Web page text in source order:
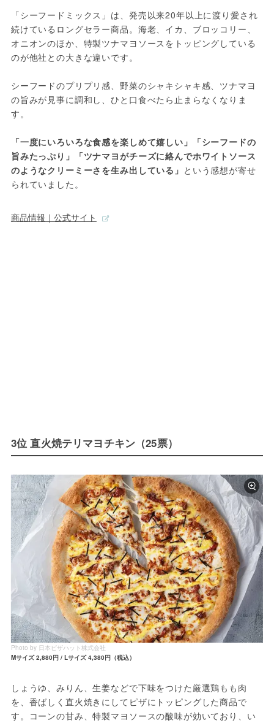
「シーフードミックス」は、発売以来20年以上に渡り愛され
続けているロングセラー商品。海老、イカ、ブロッコリー、
オニオンのほか、特製ツナマヨソースをトッピングしている
のが他社との大きな違いです。
シーフードのプリプリ感、野菜のシャキシャキ感、ツナマヨ
の旨みが見事に調和し、ひと口食べたら止まらなくなりま
す。
「一度にいろいろな食感を楽しめて嬉しい」「シーフードの
旨みたっぷり」「ツナマヨがチーズに絡んでホワイトソース
のようなクリーミーさを生み出している」 という感想が寄せ
られていました。
商品情報｜公式サイト
3位 直火焼テリマヨチキン（25票）
Photo by 日本ピザハット株式会社
Mサイズ 2,880円 / Lサイズ 4,380円（税込）
しょうゆ、みりん、生姜などで下味をつけた厳選鶏もも肉
を、香ばしく直火焼きにしてピザにトッピングした商品で
す。コーンの甘み、特製マヨソースの酸味が効いており、い